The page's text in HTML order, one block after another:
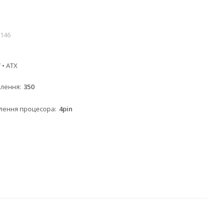
ATX
350
процесора 4pin